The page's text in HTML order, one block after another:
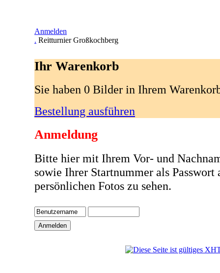
Anmelden
. Reitturnier Großkochberg
Ihr Warenkorb
Sie haben 0 Bilder in Ihrem
Bestellung ausführen
Anmeldung
Bitte hier mit Ihrem Vor- und
sowie Ihrer Startnummer als Passwort
persönlichen Fotos zu sehen.